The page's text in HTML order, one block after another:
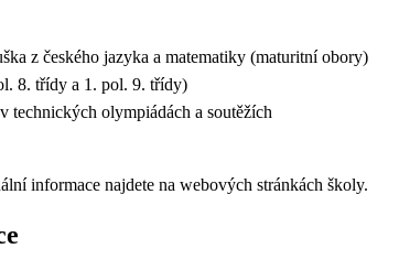
z českého jazyka a matematiky (maturitní obory)
8. třídy a 1. pol. 9. třídy)
technických olympiádách a soutěžích
informace najdete na webových stránkách školy.